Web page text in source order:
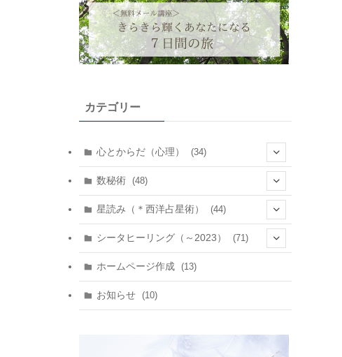
カテゴリー
心とからだ（心理） (34)
(1)
(1)
(22)
(11)
(7)
(4)
(1)
(7)
数秘術 (48)
(11)
(10)
(15)
星読み（＊西洋占星術） (44)
(11)
(8)
シータヒーリング（～2023） (71)
(14)
ホームページ作成 (13)
お知らせ (10)